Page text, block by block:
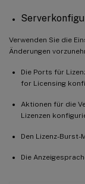
Verwenden Sie die
Änderungen
Die Ports für
for Licensing
Aktionen für die
Lizenzen
Den Lizenz-
Die